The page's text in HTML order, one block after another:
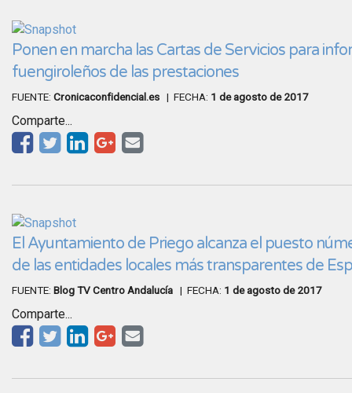
Ponen en marcha las Cartas de Servicios para
fuengiroleños de las prestaciones
FUENTE: Cronicaconfidencial.es | FECHA: 1 de agosto de 2017
Comparte...
El Ayuntamiento de Priego alcanza el puesto
de las entidades locales más transparentes de
FUENTE: Blog TV Centro Andalucía | FECHA: 1 de agosto de 2017
Comparte...